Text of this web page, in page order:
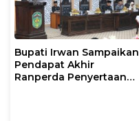
Bupati Irwan Sampaikan
Pendapat Akhir
Ranperda Penyertaan